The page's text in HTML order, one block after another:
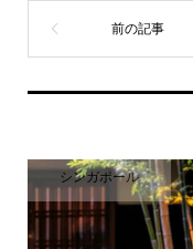
シンガポール